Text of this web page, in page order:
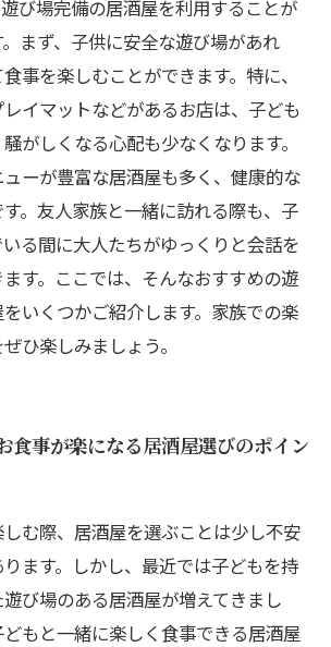
び場完備の居酒屋を利用することが
まず、子供に安全な遊び場があれ
事を楽しむことができます。特に、
イマットなどがあるお店は、子ども
がしくなる心配も少なくなります。
ーが豊富な居酒屋も多く、健康的な
。友人家族と一緒に訪れる際も、子
る間に大人たちがゆっくりと会話を
す。ここでは、そんなおすすめの遊
いくつかご紹介します。家族での楽
ひ楽しみましょう。
食事が楽になる居酒屋選びのポイン
む際、居酒屋を選ぶことは少し不安
ます。しかし、最近では子どもを持
び場のある居酒屋が増えてきまし
もと一緒に楽しく食事できる居酒屋